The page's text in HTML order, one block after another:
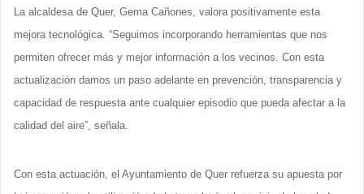
La alcaldesa de Quer, Gema Cañones, valora positivamente esta
mejora tecnológica. “Seguimos incorporando herramientas que nos
permiten ofrecer más y mejor información a los vecinos. Con esta
actualización damos un paso adelante en prevención, transparencia y
capacidad de respuesta ante cualquier episodio que pueda afectar a la
calidad del aire”, señala.
Con esta actuación, el Ayuntamiento de Quer refuerza su apuesta por